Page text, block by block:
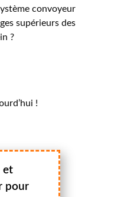
convoyeur
supérieurs des
?
!
et
pour